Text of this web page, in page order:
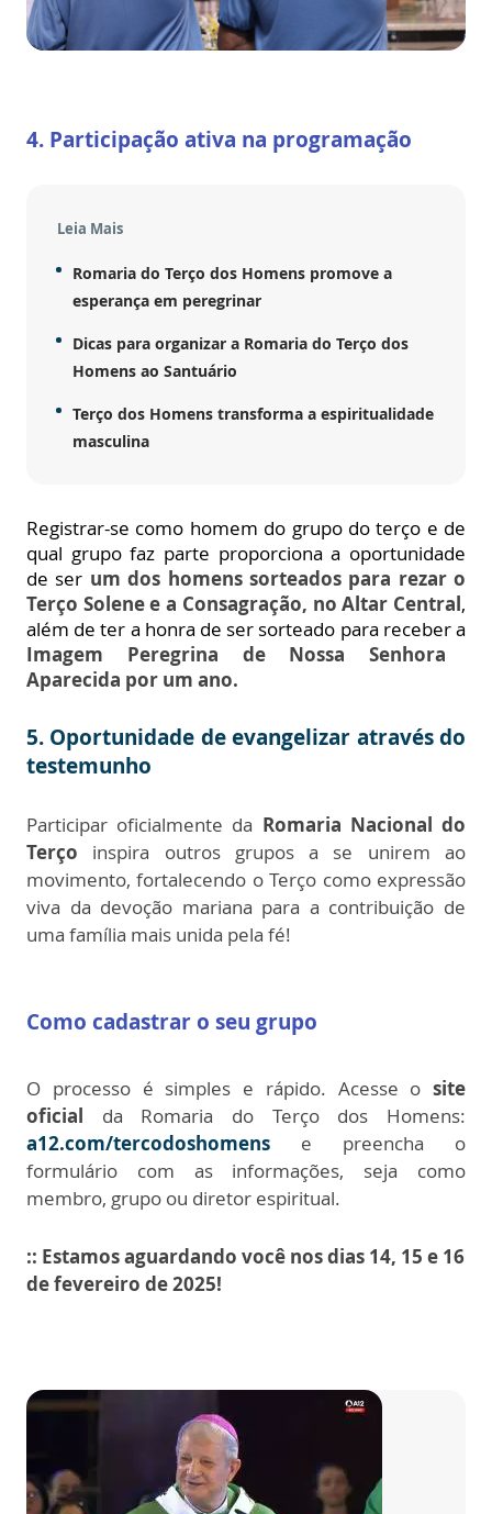
4. Participação ativa na programação
Leia Mais
Romaria do Terço dos Homens promove a
esperança em peregrinar
Dicas para organizar a Romaria do Terço dos
Homens ao Santuário
Terço dos Homens transforma a espiritualidade
masculina
Registrar-se como homem do grupo do terço e de
qual grupo faz parte proporciona a oportunidade
de ser um dos homens sorteados para rezar o
Terço Solene e a Consagração, no Altar Central,
além de ter a honra de ser sorteado para receber a
Imagem Peregrina de Nossa Senhora
Aparecida por um ano.
5. Oportunidade de evangelizar através do
testemunho
Participar oficialmente da Romaria Nacional do
Terço inspira outros grupos a se unirem ao
movimento, fortalecendo o Terço como expressão
viva da devoção mariana para a contribuição de
uma família mais unida pela fé!
Como cadastrar o seu grupo
O processo é simples e rápido. Acesse o site
oficial da Romaria do Terço dos Homens:
a12.com/tercodoshomens e preencha o
formulário com as informações, seja como
membro, grupo ou diretor espiritual.
:: Estamos aguardando você nos dias 14, 15 e 16
de fevereiro de 2025!